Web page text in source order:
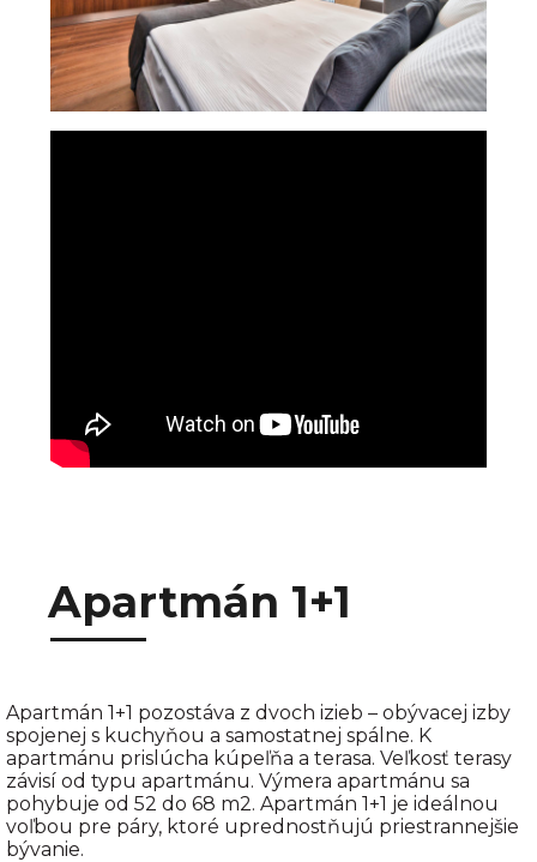
Apartmán 1+1
Apartmán 1+1 pozostáva z dvoch izieb – obývacej izby
spojenej s kuchyňou a samostatnej spálne. K
apartmánu prislúcha kúpeľňa a terasa. Veľkosť terasy
závisí od typu apartmánu. Výmera apartmánu sa
pohybuje od 52 do 68 m2. Apartmán 1+1 je ideálnou
voľbou pre páry, ktoré uprednostňujú priestrannejšie
bývanie.